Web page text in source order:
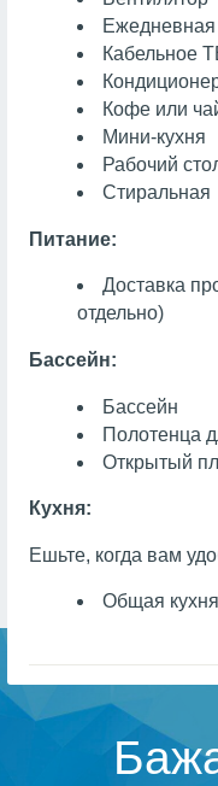
Ежедневная
Кабельное
Кофе или
Мини-кухня
Рабочий
Стиральная
Питание:
Доставка
отдельно)
Бассейн:
Бассейн
Полотенца
Открытый
Кухня:
Ешьте, когда вам
Общая кухня